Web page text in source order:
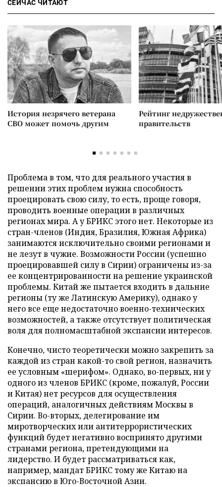
СЕЙЧАС ЧИТАЮТ
История незрячего ветерана
СВО может помочь другим
Рейтинг
правительств
Проблема в том, что для реального участия в
решении этих проблем нужна способность
проецировать свою силу, то есть, проще говоря,
проводить военные операции в различных
регионах мира. А у БРИКС этого нет. Некоторые из
стран-членов (Индия, Бразилия, Южная Африка)
занимаются исключительно своими регионами и
не лезут в чужие. Возможности России (успешно
проецировавшей силу в Сирии) ограничены из-за
ее концентрированности на решение украинской
проблемы. Китай же пытается входить в дальние
регионы (ту же Латинскую Америку), однако у
него все еще недостаточно военно-технических
возможностей, а также отсутствует политическая
воля для полномасштабной экспансии интересов.
Конечно, чисто теоретически можно закрепить за
каждой из стран какой-то свой регион, назначить
ее условным «шерифом». Однако, во-первых, ни у
одного из членов БРИКС (кроме, пожалуй, России
и Китая) нет ресурсов для осуществления
операций, аналогичных действиям Москвы в
Сирии. Во-вторых, делегирование им
миротворческих или антитеррористических
функций будет негативно воспринято другими
странами региона, претендующими на
лидерство. И будет рассматриваться как,
например, мандат БРИКС тому же Китаю на
экспансию в Юго-Восточной Азии.